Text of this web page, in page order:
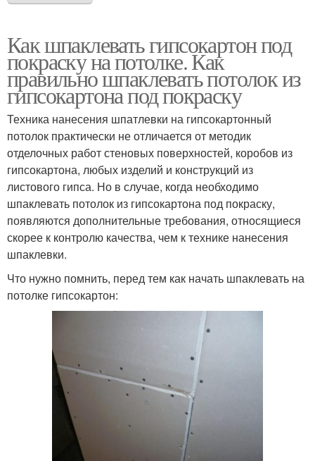
Как шпаклевать гипсокартон под
покраску на потолке. Как
правильно шпаклевать потолок из
гипсокартона под покраску
Техника нанесения шпатлевки на гипсокартонный
потолок практически не отличается от методик
отделочных работ стеновых поверхностей, коробов из
гипсокартона, любых изделий и конструкций из
листового гипса. Но в случае, когда необходимо
шпаклевать потолок из гипсокартона под покраску,
появляются дополнительные требования, относящиеся
скорее к контролю качества, чем к технике нанесения
шпаклевки.
Что нужно помнить, перед тем как начать шпаклевать на
потолке гипсокартон: